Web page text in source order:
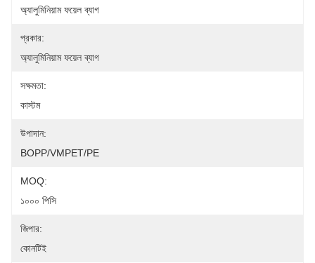
অ্যালুমিনিয়াম ফয়েল ব্যাগ
প্রকার:
অ্যালুমিনিয়াম ফয়েল ব্যাগ
সক্ষমতা:
কাস্টম
উপাদান:
BOPP/VMPET/PE
MOQ:
১০০০ পিসি
জিপার:
কোনটিই